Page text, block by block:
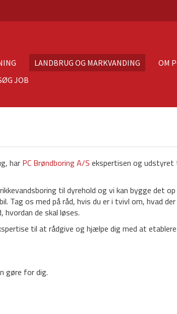
LANDBRUG OG MARKVANDING
OM
JOB
har PC Brøndboring A/S ekspertisen og
til dyrehold og vi kan bygge det
os med på råd, hvis du er i tvivl om, hvad der
de skal løses.
til at rådgive og hjælpe dig med at etablere
gøre for dig.